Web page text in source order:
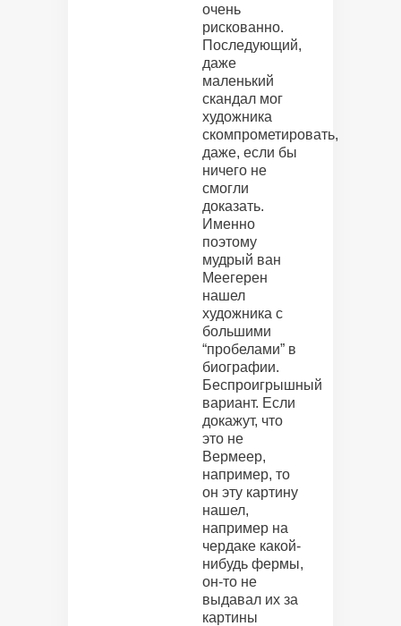
очень
рискованно.
Последующий,
даже
маленький
скандал мог
художника
скомпрометировать,
даже, если бы
ничего не
смогли
доказать.
Именно
поэтому
мудрый ван
Меегерен
нашел
художника с
большими
“пробелами” в
биографии.
Беспроигрышный
вариант. Если
докажут, что
это не
Вермеер,
например, то
он эту картину
нашел,
например на
чердаке какой-
нибудь фермы,
он-то не
выдавал их за
картины